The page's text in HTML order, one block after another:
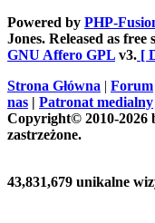
Powered by PHP-
Jones. Released as
GNU Affero GPL v3. [
Strona Główna | Forum
nas | Patronat medialny
Copyright© 2010-2026
zastrzeżone.
43,831,679 unikalne